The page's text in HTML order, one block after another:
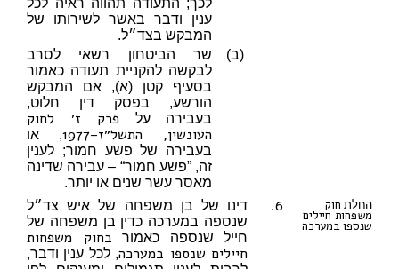
לכך; התעודה תהווה ראיה לכל
ענין ודבר באשר לשירותו של
המבקש בצד״ל.
(ב)
שר הביטחון רשאי לסרב
לבקשה להקניית תעודה כאמור
בסעיף קטן (א), אם המבקש
הורשע, בפסק דין חלוט,
בעבירה על פרק ז׳ לחוק
העונשין, התשל״ז–1977
, או
בעבירה של פשע חמור; לענין
זה, ”פשע חמור“ – עבירה שדינה
מאסר עשר שנים או יותר.
6. החלת חוק
משפחות חיילים
שנספו במערכה
דינו של בן משפחה של איש צד״ל
שנספה במערכה כדין בן משפחה של
חייל שנספה כאמור בחוק משפחות
חיילים שנספו במערכה, לכל ענין ודבר,